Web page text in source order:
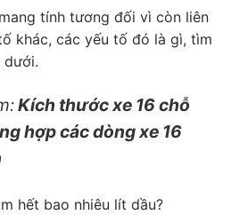
tính tương đối vì còn liên
khác, các yếu tố đó là gì, tìm
dưới.
Kích thước xe 16 chỗ
hợp các dòng xe 16
hết bao nhiêu lít dầu?